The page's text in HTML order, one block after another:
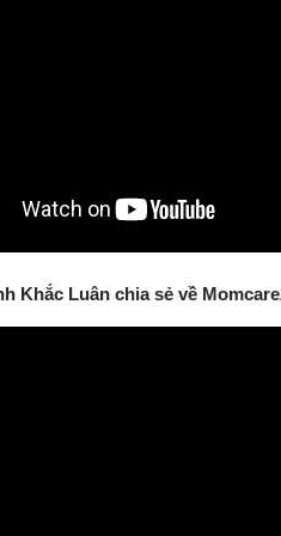
Khắc Luân chia sẻ về